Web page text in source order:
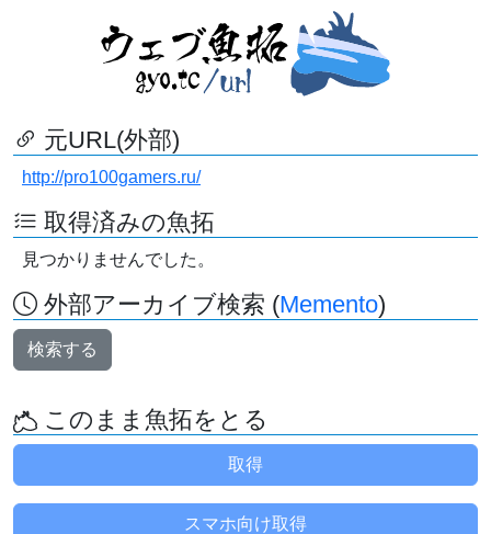
元URL(外部)
http://pro100gamers.ru/
取得済みの魚拓
見つかりませんでした。
外部アーカイブ検索 (Memento)
検索する
このまま魚拓をとる